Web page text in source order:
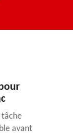
avant